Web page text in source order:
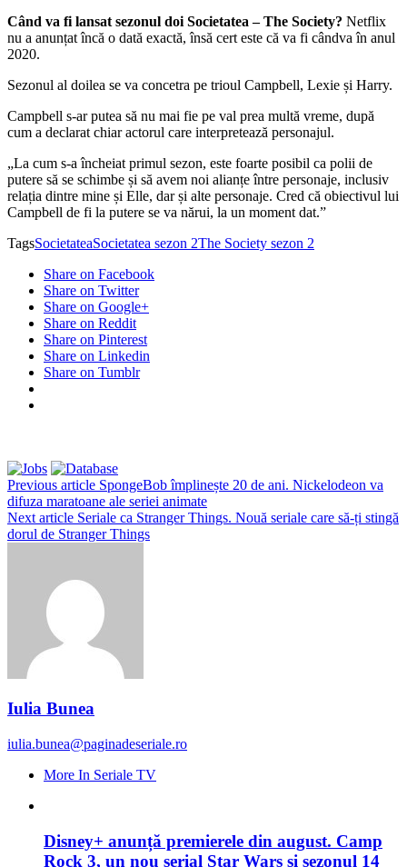
Când va fi lansat sezonul doi Societatea – The Society? Netflix
nu a anunțat încă o dată exactă, însă cert este că va fi cândva în anul
2020.
Sezonul al doilea se va concetra pe trioul Campbell, Lexie și Harry.
Campbell s-ar putea să nu mai fie pe val prea multă vreme, după
cum a declarat chiar actorul care interpretează personajul.
„La cum s-a încheiat primul sezon, este foarte posibil ca polii de
putere să se schimbe și să avem noi alianțe între personaje, inclusiv
relația dintre mine și Elle, dar și alte personaje. Cred că obiectivul lui
Campbell de fi la putere se va nărui, la un moment dat.”
TagsSocietateaSocietatea sezon 2The Society sezon 2
Share on Facebook
Share on Twitter
Share on Google+
Share on Reddit
Share on Pinterest
Share on Linkedin
Share on Tumblr
Previous article SpongeBob împlinește 20 de ani. Nickelodeon va
difuza maratoane ale seriei animate
Next article Seriale ca Stranger Things. Nouă seriale care să-ți stingă
dorul de Stranger Things
Iulia Bunea
iulia.bunea@paginadeseriale.ro
More In Seriale TV
Disney+ anunță premierele din august. Camp
Rock 3, un nou serial Star Wars și sezonul 14